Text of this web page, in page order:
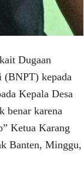
Dugaan
(BNPT) kepada
Kepala Desa
benar karena
Ketua Karang
Banten, Minggu,